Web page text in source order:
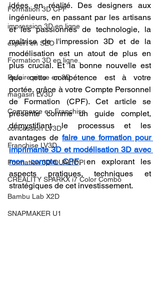
Formation 3D CPF
impression 3D en ligne
expert en SEO
Formation 3D en ligne.
Refaire piece en 3D
magasin LV3D
Commerce en Franchise
concession LV3D
Franchise LV3D
Formation 3D QUALIOPI
CREALITY SPARKX i7 Color Combo
Bambu Lab X2D
SNAPMAKER U1
idées en réalité. Des designers aux
ingénieurs, en passant par les artisans
et les passionnés de technologie, la
maîtrise de l'impression 3D et de la
modélisation est un atout de plus en
plus crucial. Et la bonne nouvelle est
que cette compétence est à votre
portée, grâce à votre Compte Personnel
de Formation (CPF). Cet article se
présente comme un guide complet,
démystifiant le processus et les
avantages de faire une formation pour
imprimante 3D et modélisation 3D avec
mon compte CPF, en explorant les
aspects pratiques, techniques et
stratégiques de cet investissement.